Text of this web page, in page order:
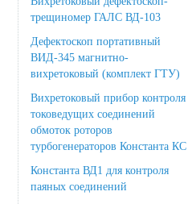
трещиномер ГАЛС ВД-103
Дефектоскоп портативный
ВИД-345 магнитно-
вихретоковый (комплект ГТУ)
Вихретоковый прибор контроля
токоведущих соединений
обмоток роторов
турбогенераторов Константа КС
Константа ВД1 для контроля
паяных соединений